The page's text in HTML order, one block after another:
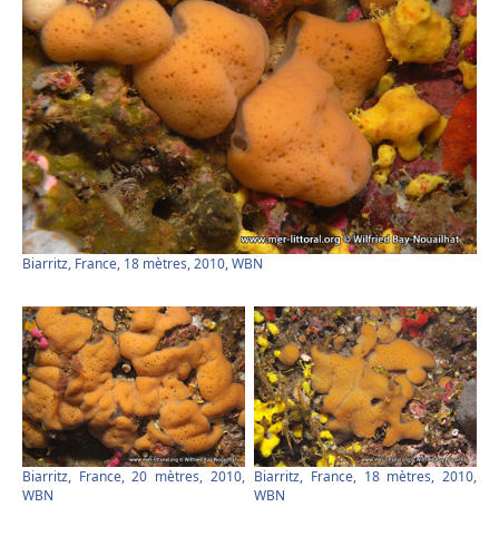
Biarritz, France, 18 mètres, 2010, WBN
Biarritz, France, 20 mètres, 2010,
WBN
Biarritz, France, 18 mètres, 2010,
WBN